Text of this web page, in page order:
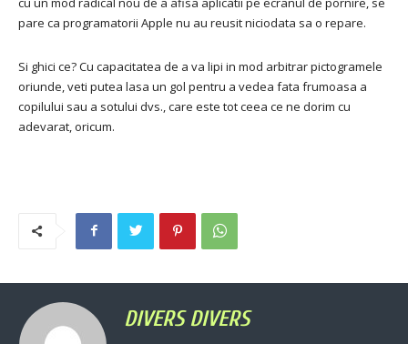
pare ca programatorii Apple nu au reusit niciodata sa o repare.
Si ghici ce? Cu capacitatea de a va lipi in mod arbitrar pictogramele
oriunde, veti putea lasa un gol pentru a vedea fata frumoasa a
copilului sau a sotului dvs., care este tot ceea ce ne dorim cu
adevarat, oricum.
DIVERS DIVERS